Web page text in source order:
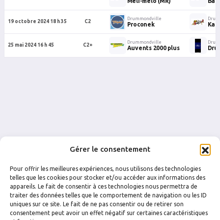
Gérer le consentement
Pour offrir les meilleures expériences, nous utilisons des technologies
telles que les cookies pour stocker et/ou accéder aux informations des
appareils. Le fait de consentir à ces technologies nous permettra de
traiter des données telles que le comportement de navigation ou les ID
uniques sur ce site. Le fait de ne pas consentir ou de retirer son
consentement peut avoir un effet négatif sur certaines caractéristiques
19 octobre 2024 18 h 35 C2
Drummondville
Proconek
25 mai 2024 16 h 45 C2+
Drummondville
Auvents 2000 plus
FACEBOOK INSTAGRAM